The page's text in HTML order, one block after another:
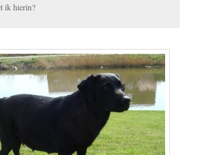
ik hierin?